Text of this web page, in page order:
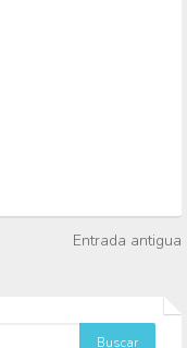
Entrada antigua